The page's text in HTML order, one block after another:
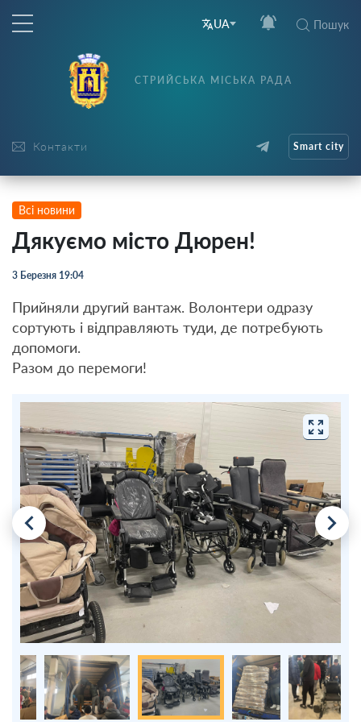
UA Пошук
Контакти
СТРИЙСЬКА МІСЬКА РАДА
Smart city
Всі новини
Дякуємо місто Дюрен!
3 Березня 19:04
Прийняли другий вантаж. Волонтери одразу
сортують і відправляють туди, де потребують
допомоги.
Разом до перемоги!